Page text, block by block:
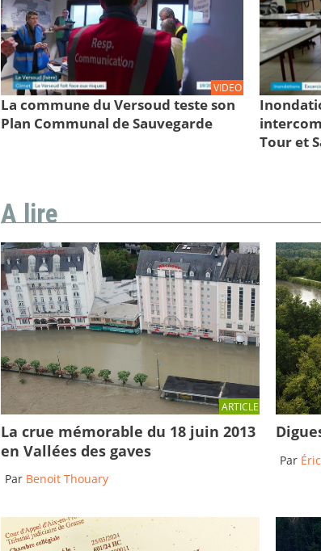
VIDEO
La commune du Versoud teste son
Plan Communal de Sauvegarde
Tour et
A lire
ARTICLE
La crue mémorable du 18 juin 2013
en Vallées des gaves
Par Benoit Thouary
Par